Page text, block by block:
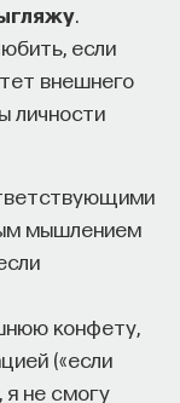
если
внешнего
личности
мышлением
конфету,
(«если
я не смогу